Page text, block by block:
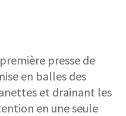
presse de
en balles des
et drainant les
en une seule